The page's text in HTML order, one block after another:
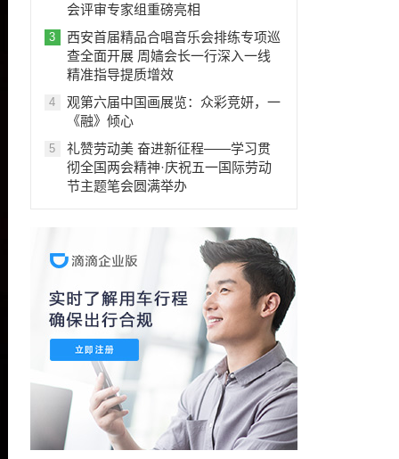
会评审专家组重磅亮相
3
西安首届精品合唱音乐会排练专项巡
查全面开展 周嫱会长一行深入一线
精准指导提质增效
4
观第六届中国画展览：众彩竞妍，一
《融》倾心
5
礼赞劳动美 奋进新征程——学习贯
彻全国两会精神·庆祝五一国际劳动
节主题笔会圆满举办